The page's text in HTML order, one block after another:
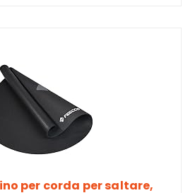
per corda per saltare,